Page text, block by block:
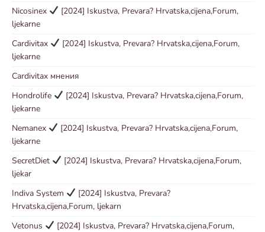
Nicosinex
[2024] Iskustva, Prevara? Hrvatska,cijena,Forum,
ljekarne
Cardivitax
[2024] Iskustva, Prevara? Hrvatska,cijena,Forum,
ljekarne
Cardivitax мнения
Hondrolife
[2024] Iskustva, Prevara? Hrvatska,cijena,Forum,
ljekarne
Nemanex
[2024] Iskustva, Prevara? Hrvatska,cijena,Forum,
ljekarne
SecretDiet
[2024] Iskustva, Prevara? Hrvatska,cijena,Forum,
ljekar
Indiva System
[2024] Iskustva, Prevara?
Hrvatska,cijena,Forum, ljekarn
Vetonus
[2024] Iskustva, Prevara? Hrvatska,cijena,Forum,